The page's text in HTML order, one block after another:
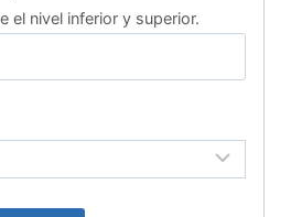
el nivel inferior y superior.